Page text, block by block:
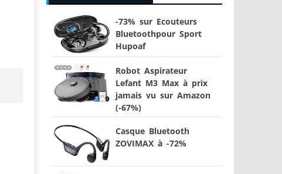
-73% sur Ecouteurs
Bluetoothpour Sport
Hupoaf
Robot Aspirateur
Lefant M3 Max à prix
jamais vu sur Amazon
(-67%)
Casque Bluetooth
ZOVIMAX à -72%